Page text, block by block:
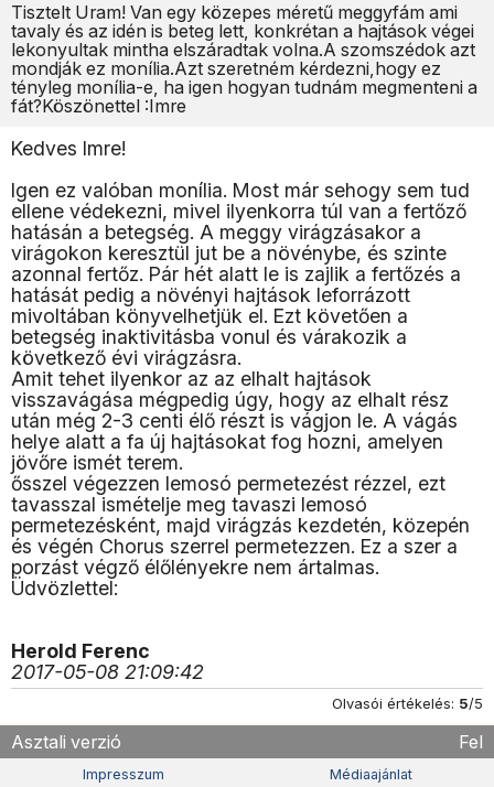
Tisztelt Uram! Van egy közepes méretű meggyfám ami
tavaly és az idén is beteg lett, konkrétan a hajtások végei
lekonyultak mintha elszáradtak volna.A szomszédok azt
mondják ez monília.Azt szeretném kérdezni,hogy ez
tényleg monília-e, ha igen hogyan tudnám megmenteni a
fát?Köszönettel :Imre
Kedves Imre!
Igen ez valóban monília. Most már sehogy sem tud
ellene védekezni, mivel ilyenkorra túl van a fertőző
hatásán a betegség. A meggy virágzásakor a
virágokon keresztül jut be a növénybe, és szinte
azonnal fertőz. Pár hét alatt le is zajlik a fertőzés a
hatását pedig a növényi hajtások leforrázott
mivoltában könyvelhetjük el. Ezt követően a
betegség inaktivitásba vonul és várakozik a
következő évi virágzásra.
Amit tehet ilyenkor az az elhalt hajtások
visszavágása mégpedig úgy, hogy az elhalt rész
után még 2-3 centi élő részt is vágjon le. A vágás
helye alatt a fa új hajtásokat fog hozni, amelyen
jövőre ismét terem.
ősszel végezzen lemosó permetezést rézzel, ezt
tavasszal ismételje meg tavaszi lemosó
permetezésként, majd virágzás kezdetén, közepén
és végén Chorus szerrel permetezzen. Ez a szer a
porzást végző élőlényekre nem ártalmas.
Üdvözlettel:
Herold Ferenc
2017-05-08 21:09:42
Olvasói értékelés: 5/5
Asztali verzió Fel
Impresszum Médiaajánlat